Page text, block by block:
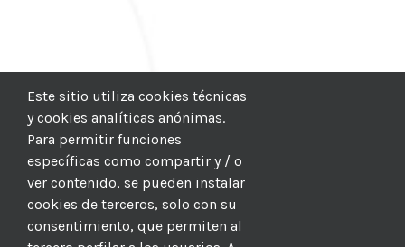
Este sitio utiliza cookies técnicas
y cookies analíticas anónimas.
Para permitir funciones
específicas como compartir y / o
ver contenido, se pueden instalar
cookies de terceros, solo con su
consentimiento, que permiten al